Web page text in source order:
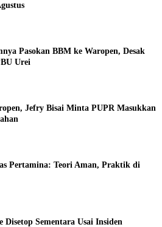
Pasokan BBM ke Waropen, Desak
Urei
Jefry Bisai Minta PUPR Masukkan
Pertamina: Teori Aman, Praktik di
Sementara Usai Insiden